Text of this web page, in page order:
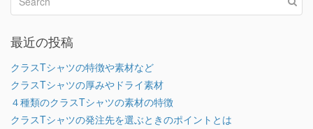
最近の投稿
クラスTシャツの特徴や素材など
クラスTシャツの厚みやドライ素材
４種類のクラスTシャツの素材の特徴
クラスTシャツの発注先を選ぶときのポイントとは